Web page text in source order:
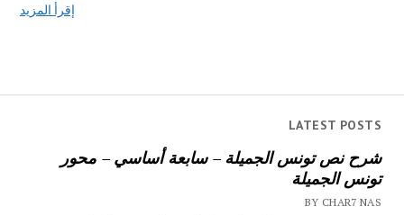
LATEST POSTS
شرح نص تونس الجميلة – سابعة أساسي – محور
تونس الجميلة
BY CHAR7 NAS
إقرأ المزيد